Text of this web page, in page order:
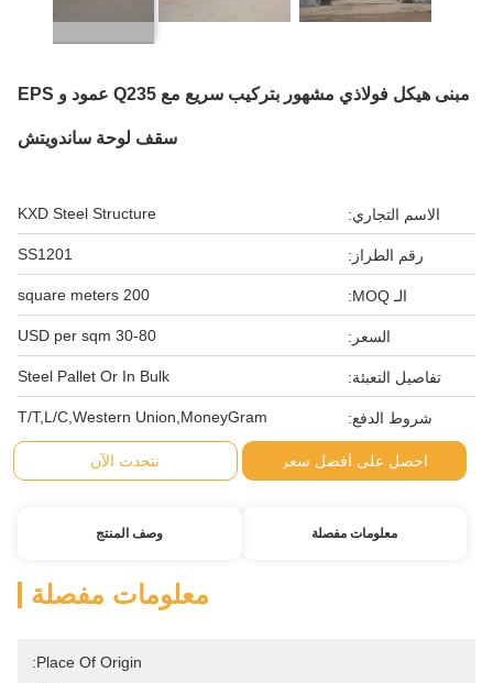
مبنى هيكل فولاذي مشهور بتركيب سريع مع Q235 عمود و EPS
سقف لوحة ساندويتش
الاسم التجاري: KXD Steel Structure
رقم الطراز: SS1201
الـ MOQ: 200 square meters
السعر: 30-80 USD per sqm
تفاصيل التعبئة: Steel Pallet Or In Bulk
شروط الدفع: T/T,L/C,Western Union,MoneyGram
احصل على أفضل سعر نتحدث الآن
معلومات مفصلة وصف المنتج
معلومات مفصلة
Place Of Origin: